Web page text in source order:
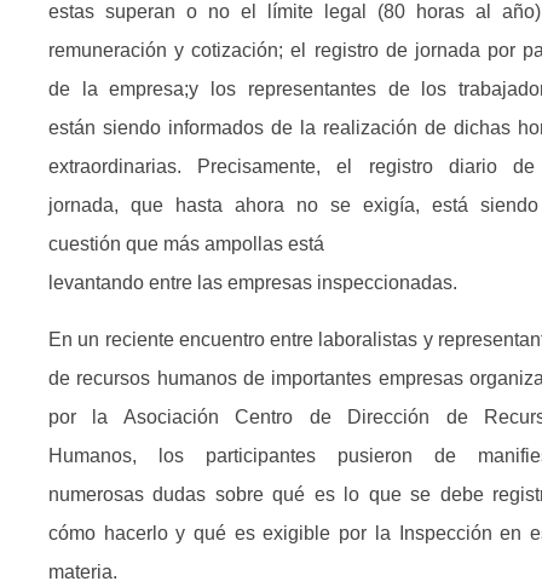
estas superan o no el límite legal (80 horas al
remuneración y cotización; el registro de jornada por
de la empresa;y los representantes de los
están siendo informados de la realización de dichas
extraordinarias. Precisamente, el registro diario
jornada, que hasta ahora no se exigía, está
cuestión que más ampollas está
levantando entre las empresas inspeccionadas.
En un reciente encuentro entre laboralistas y
de recursos humanos de importantes empresas
por la Asociación Centro de Dirección de
Humanos, los participantes pusieron de
numerosas dudas sobre qué es lo que se debe
cómo hacerlo y qué es exigible por la Inspección en
materia.